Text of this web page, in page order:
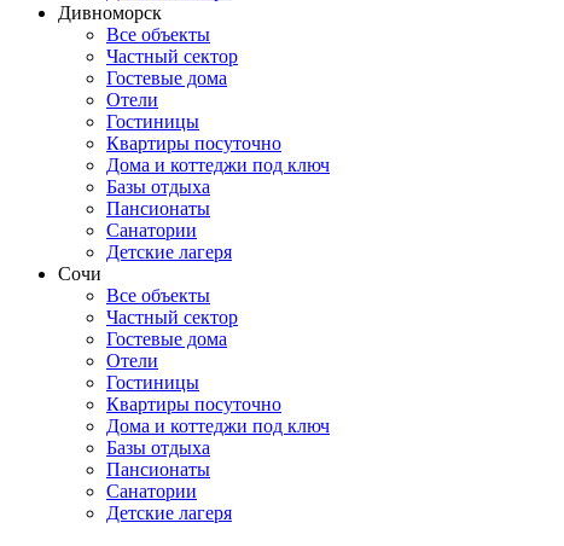
Дивноморск
Все объекты
Частный сектор
Гостевые дома
Отели
Гостиницы
Квартиры посуточно
Дома и коттеджи под ключ
Базы отдыха
Пансионаты
Санатории
Детские лагеря
Сочи
Все объекты
Частный сектор
Гостевые дома
Отели
Гостиницы
Квартиры посуточно
Дома и коттеджи под ключ
Базы отдыха
Пансионаты
Санатории
Детские лагеря